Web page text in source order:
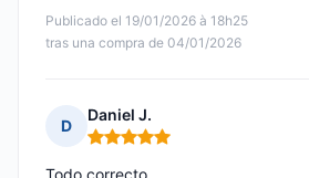
Publicado el 19/01/2026 à 18h25
tras una compra de 04/01/2026
D
Daniel J.
Nota: 5 de 5